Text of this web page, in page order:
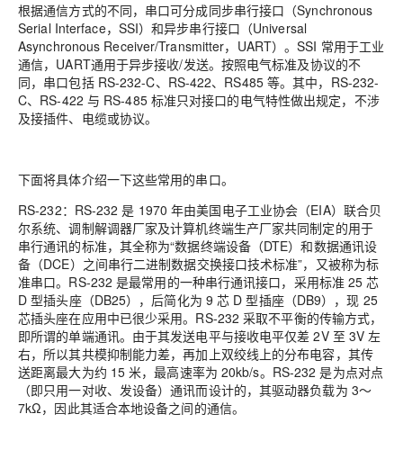
根据通信方式的不同，串口可分成同步串行接口（Synchronous
Serial Interface，SSI）和异步串行接口（Universal
Asynchronous Receiver/Transmitter，UART）。SSI 常用于工业
通信，UART通用于异步接收/发送。按照电气标准及协议的不
同，串口包括 RS-232-C、RS-422、RS485 等。其中，RS-232-
C、RS-422 与 RS-485 标准只对接口的电气特性做出规定，不涉
及接插件、电缆或协议。
下面将具体介绍一下这些常用的串口。
RS-232：RS-232 是 1970 年由美国电子工业协会（EIA）联合贝
尔系统、调制解调器厂家及计算机终端生产厂家共同制定的用于
串行通讯的标准，其全称为“数据终端设备（DTE）和数据通讯设
备（DCE）之间串行二进制数据交换接口技术标准”，又被称为标
准串口。RS-232 是最常用的一种串行通讯接口，采用标准 25 芯
D 型插头座（DB25），后简化为 9 芯 D 型插座（DB9），现 25
芯插头座在应用中已很少采用。RS-232 采取不平衡的传输方式，
即所谓的单端通讯。由于其发送电平与接收电平仅差 2V 至 3V 左
右，所以其共模抑制能力差，再加上双绞线上的分布电容，其传
送距离最大为约 15 米，最高速率为 20kb/s。RS-232 是为点对点
（即只用一对收、发设备）通讯而设计的，其驱动器负载为 3～
7kΩ，因此其适合本地设备之间的通信。